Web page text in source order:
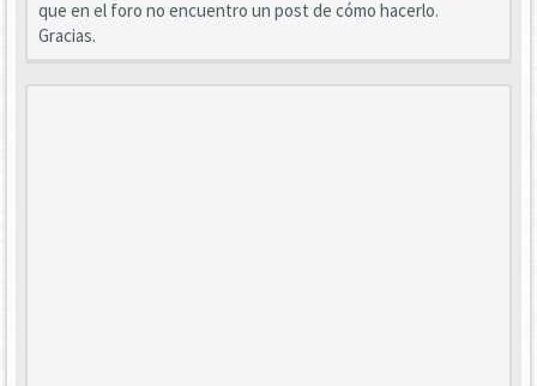
que en el foro no encuentro un post de cómo hacerlo.
Gracias.